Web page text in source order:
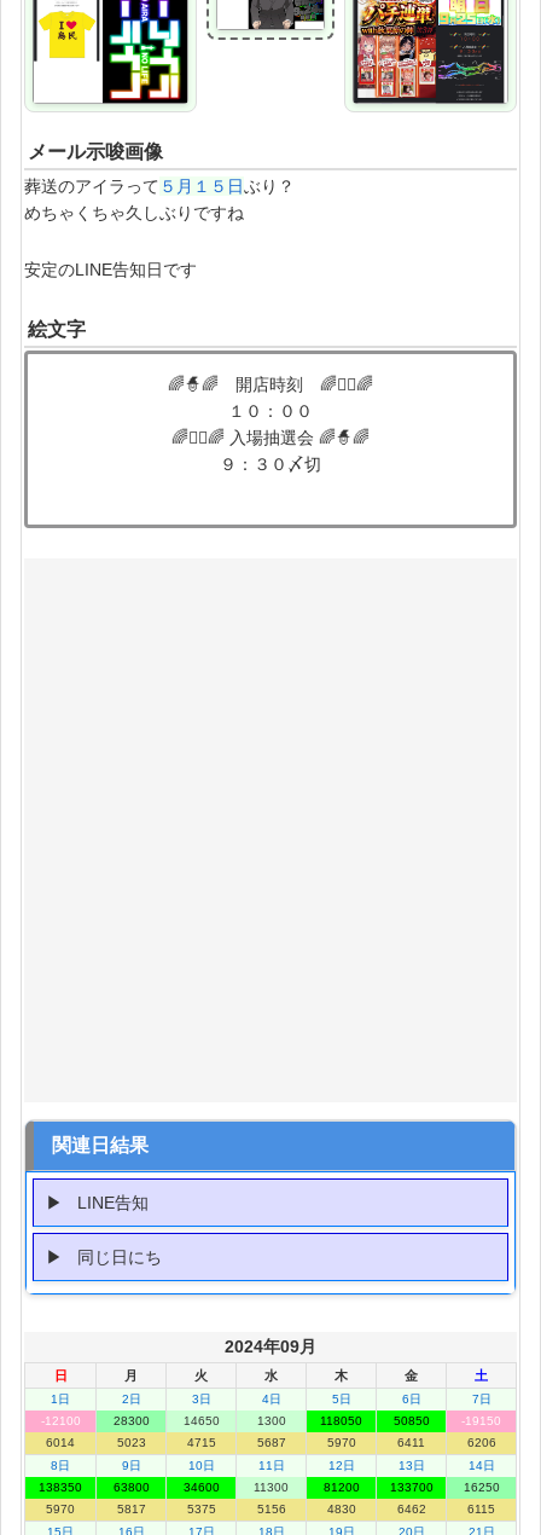
メール示唆画像
葬送のアイラって ５月１５日ぶり？
めちゃくちゃ久しぶりですね
安定のLINE告知日です
絵文字
🌈🧙🌈 開店時刻 🌈🧙‍♂️🌈
１０：００
🌈🧙‍♂️🌈 入場抽選会 🌈🧙🌈
９：３０〆切
関連日結果
LINE告知
同じ日にち
2024年09月
日 月 火 水 木 金 土
1日
-12100
6014
2日
28300
5023
3日
14650
4715
4日
1300
5687
5日
118050
5970
6日
50850
6411
7日
-19150
6206
8日
138350
5970
9日
63800
5817
10日
34600
5375
11日
11300
5156
12日
81200
4830
13日
133700
6462
14日
16250
6115
15日
16日 17日 18日 19日 20日 21日